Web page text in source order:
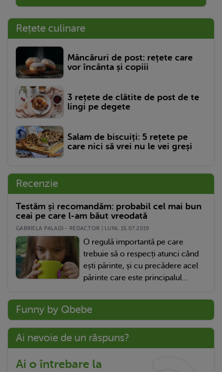
Rețete culinare
Mâncăruri de post: rețete care
vor încânta și copiii
3 rețete de clătite de post de te
lingi pe degete
Salam de biscuiți: 5 rețete pe
care nici să vrei nu le vei greși
Recenzie
Testăm și recomandăm: probabil cel mai bun
ceai pe care l-am băut vreodată
GABRIELA PALADI - REDACTOR | LUNI, 15.07.2019
O regulă importantă pe care
trebuie să o respecți atunci când
ești părinte, și cu precădere acel
părinte care este principalul...
Funny by Qbebe
Ai nevoie de un răspuns?
Ai o întrebare la